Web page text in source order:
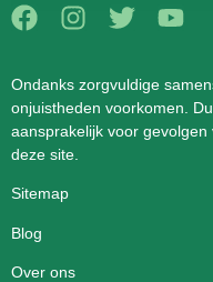
Ondanks zorgvuldige
onjuistheden voorkomen.
aansprakelijk voor
deze site.
Sitemap
Blog
Over ons